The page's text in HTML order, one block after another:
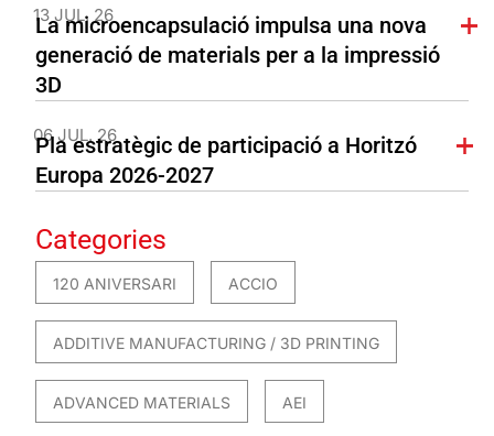
13 JUL. 26
La microencapsulació impulsa una nova
generació de materials per a la impressió
3D
06 JUL. 26
Pla estratègic de participació a Horitzó
Europa 2026-2027
Categories
120 ANIVERSARI ACCIO
ADDITIVE MANUFACTURING / 3D PRINTING
ADVANCED MATERIALS AEI